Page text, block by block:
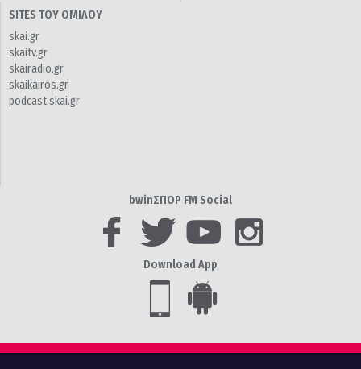
SITES ΤΟΥ ΟΜΙΛΟΥ
skai.gr
skaitv.gr
skairadio.gr
skaikairos.gr
podcast.skai.gr
bwinΣΠΟΡ FM Social
Download App